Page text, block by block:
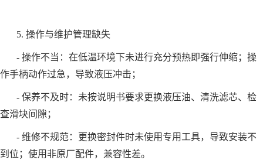
5. 操作与维护管理缺失
- 操作不当：在低温环境下未进行充分预热即强行伸缩；操
作手柄动作过急，导致液压冲击；
- 保养不及时：未按说明书要求更换液压油、清洗滤芯、检
查滑块间隙；
- 维修不规范：更换密封件时未使用专用工具，导致安装不
到位；使用非原厂配件，兼容性差。